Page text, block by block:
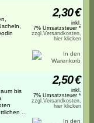
2,30€
inkl.
7% Umsatzsteuer *
zzgl.Versandkosten,
hier klicken
bis
...
2,50€
inkl.
7% Umsatzsteuer *
zzgl.Versandkosten,
hier klicken